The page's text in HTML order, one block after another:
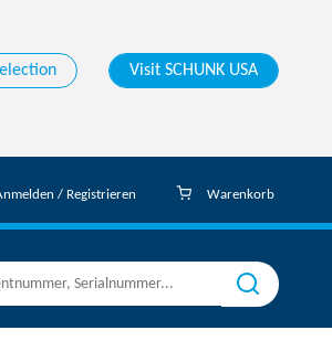
Visit SCHUNK USA
/ Registrieren Warenkorb